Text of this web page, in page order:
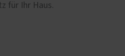
für Ihr Haus.